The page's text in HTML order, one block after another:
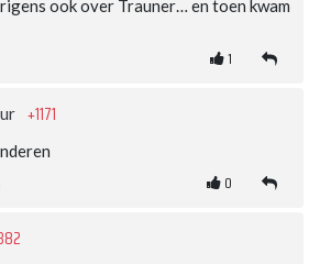
ook over Trauner… en toen kwam
1
+1171
0